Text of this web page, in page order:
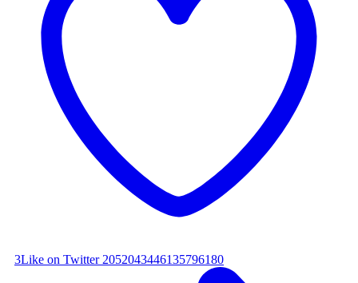
3Like on Twitter 2052043446135796180